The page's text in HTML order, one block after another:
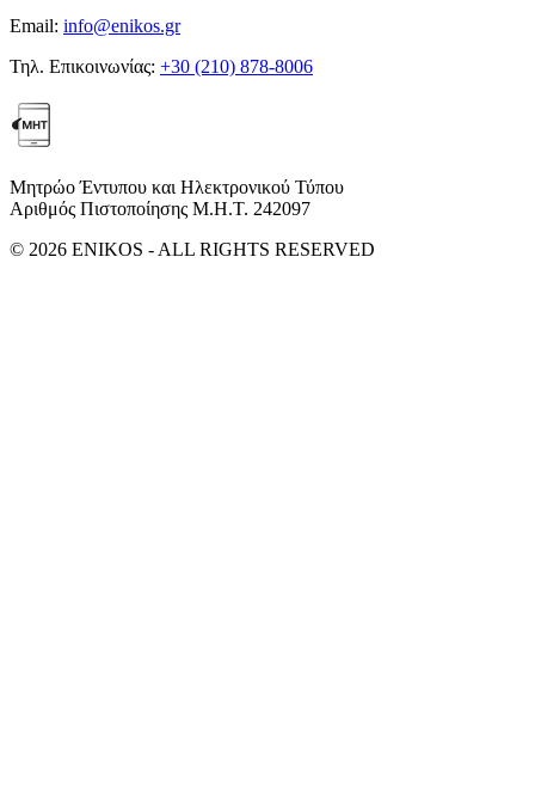
Email: info@enikos.gr
Τηλ. Επικοινωνίας: +30 (210) 878-8006
Μητρώο Έντυπου και Ηλεκτρονικού Τύπου
Αριθμός Πιστοποίησης Μ.Η.Τ. 242097
© 2026 ENIKOS - ALL RIGHTS RESERVED